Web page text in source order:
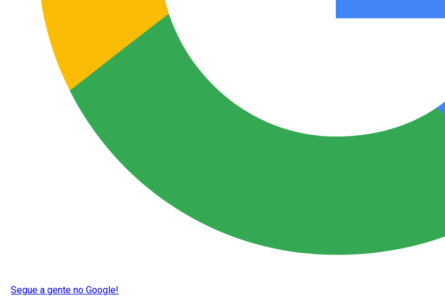
Segue a gente no Google!